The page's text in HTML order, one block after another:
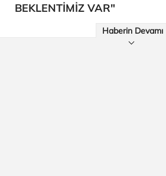
BEKLENTİMİZ VAR"
Haberin Devamı